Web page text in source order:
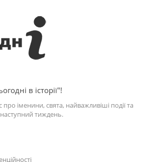
в історії"!
про іменини, свята, найважливіші події та
тиждень.